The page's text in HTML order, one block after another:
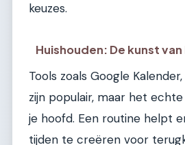
keuzes.
Huishouden: De kunst
Tools zoals Google
zijn populair, maar het
je hoofd. Een routine helpt
tijden te creëren voor